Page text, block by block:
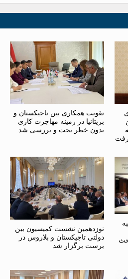
تقویت همکاری بین تاجیکستان و
بریتانیا در زمینه مهاجرت کاری
بدون خطر بحث و بررسی شد
نوزدهمین نشست کمیسیون بین
دولتی تاجیکستان و بلاروس در
برست برگزار شد